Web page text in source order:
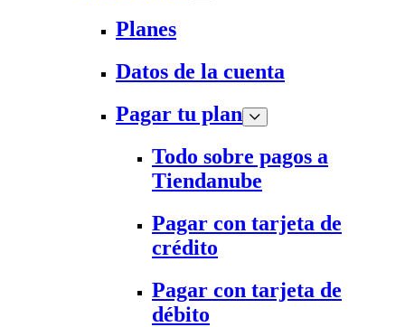
Planes
Datos de la cuenta
Pagar tu plan
Todo sobre pagos a
Tiendanube
Pagar con tarjeta de
crédito
Pagar con tarjeta de
débito